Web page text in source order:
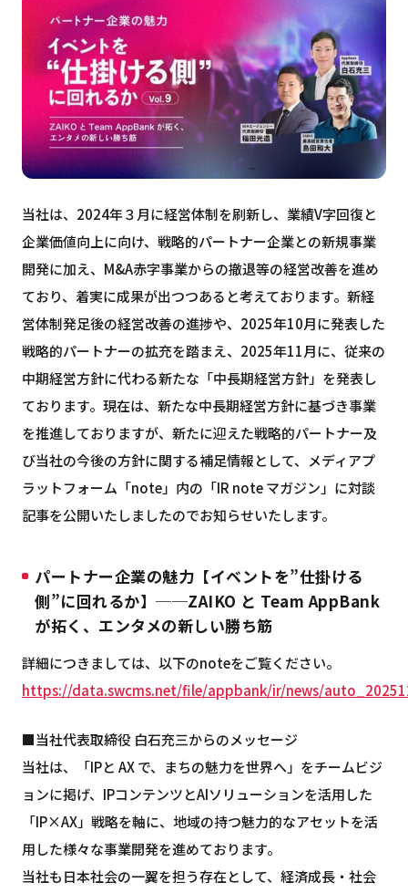
当社は、2024年３月に経営体制を刷新し、業績V字回復と
企業価値向上に向け、戦略的パートナー企業との新規事業
開発に加え、M&A赤字事業からの撤退等の経営改善を進め
ており、着実に成果が出つつあると考えております。新経
営体制発足後の経営改善の進捗や、2025年10月に発表した
戦略的パートナーの拡充を踏まえ、2025年11月に、従来の
中期経営方針に代わる新たな「中長期経営方針」を発表し
ております。現在は、新たな中長期経営方針に基づき事業
を推進しておりますが、新たに迎えた戦略的パートナー及
び当社の今後の方針に関する補足情報として、メディアプ
ラットフォーム「note」内の「IR note マガジン」に対談
記事を公開いたしましたのでお知らせいたします。
パートナー企業の魅力【イベントを”仕掛ける
側”に回れるか】──ZAIKO と Team AppBank
が拓く、エンタメの新しい勝ち筋
詳細につきましては、以下のnoteをご覧ください。
https://data.swcms.net/file/appbank/ir/news/
■当社代表取締役 白石充三からのメッセージ
当社は、「IPと AX で、まちの魅力を世界へ」をチームビジ
ョンに掲げ、IPコンテンツとAIソリューションを活用した
「IP×AX」戦略を軸に、地域の持つ魅力的なアセットを活
用した様々な事業開発を進めております。
当社も日本社会の一翼を担う存在として、経済成長・社会